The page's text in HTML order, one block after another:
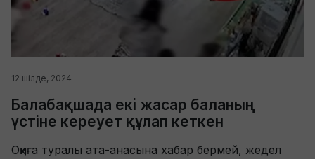
12 шілде, 2024
Балабақшада екі жасар баланың
үстіне кереует құлап кеткен
Оқиға туралы ата-анасына хабар бермей, жедел